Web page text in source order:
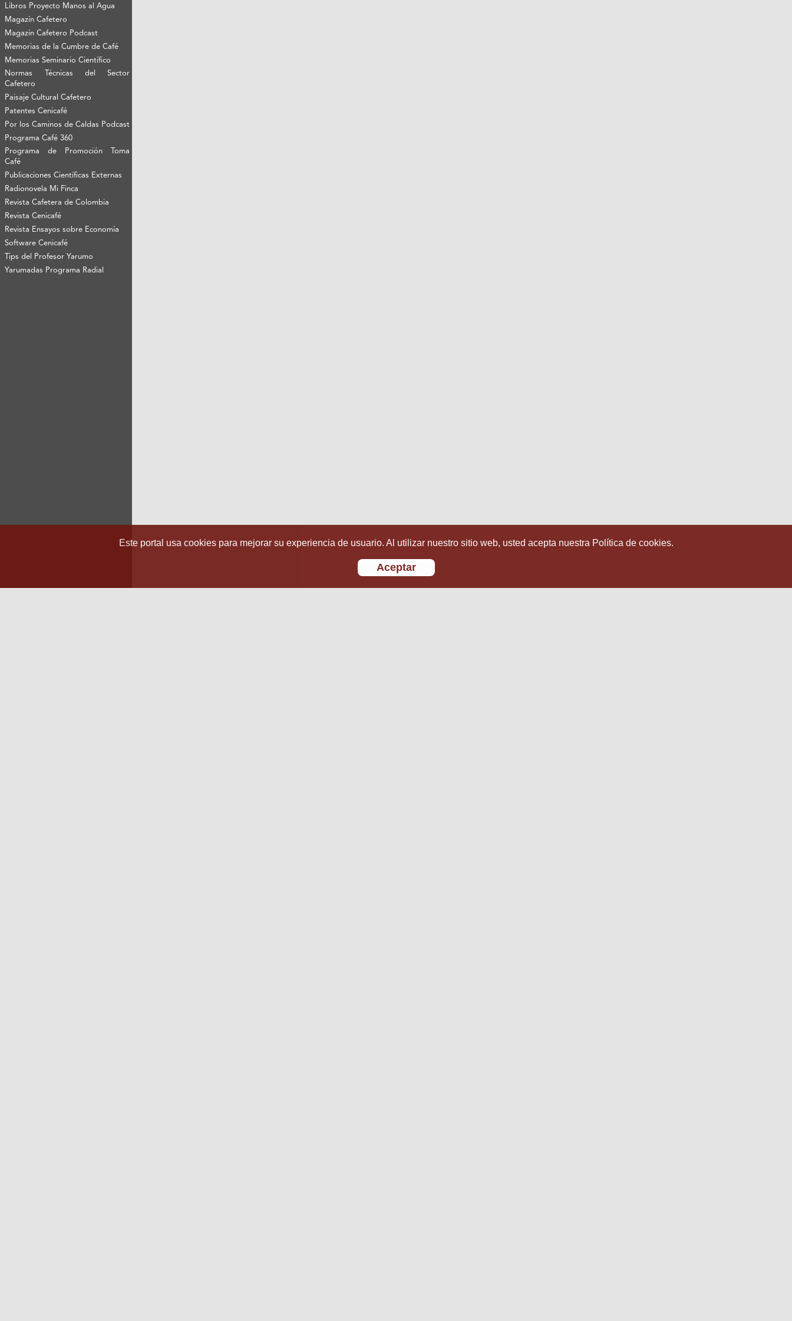
Libros Proyecto Manos al Agua
Magazín Cafetero
Magazín Cafetero Podcast
Memorias de la Cumbre de Café
Memorias Seminario Científico
Normas Técnicas del Sector
Cafetero
Paisaje Cultural Cafetero
Patentes Cenicafé
Por los Caminos de Caldas Podcast
Programa Café 360
Programa de Promoción Toma
Café
Publicaciones Científicas Externas
Radionovela Mi Finca
Revista Cafetera de Colombia
Revista Cenicafé
Revista Ensayos sobre Economía
Software Cenicafé
Tips del Profesor Yarumo
Yarumadas Programa Radial
Este portal usa cookies para mejorar su experiencia de usuario. Al utilizar nuestro sitio web, usted acepta nuestra Política de cookies.
Aceptar